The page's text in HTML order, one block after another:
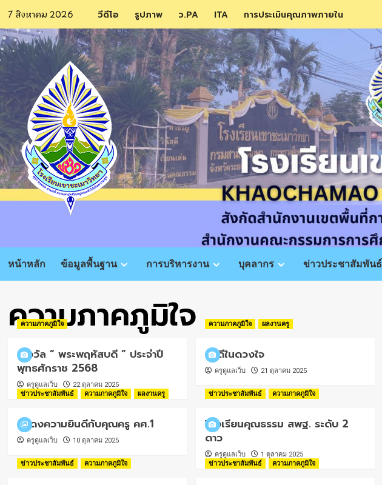
Skip
content
7 สิงหาคม 2026 วีดีโอ รูปภาพ ว.PA ITA การประเมินคุณภาพภายใน
หน้าหลัก ข้อมูลพื้นฐาน การบริหารงาน บุคลากร ข่าวประชาสัมพันธ์
ความภาคภูมิใจ
ความภาคภูมิใจ
รางวัล ” พระพฤหัสบดี ” ประจำปี
พุทธศักราช 2568
ครูดูแลเว็บ 22 ตุลาคม 2025
ความภาคภูมิใจ ผลงานครู
ครูดีในดวงใจ
ครูดูแลเว็บ 21 ตุลาคม 2025
ข่าวประชาสัมพันธ์
ความภาคภูมิใจ ผลงานครู
แสดงความยินดีกับคุณครู คศ.1
ครูดูแลเว็บ 10 ตุลาคม 2025
ข่าวประชาสัมพันธ์ ความภาคภูมิใจ
โรงเรียนคุณธรรม สพฐ. ระดับ 2
ดาว
ครูดูแลเว็บ 1 ตุลาคม 2025
ข่าวประชาสัมพันธ์
ความภาคภูมิใจ ข่าวประชาสัมพันธ์ ความภาคภูมิใจ